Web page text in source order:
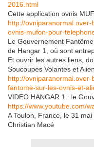
2016.html
Cette application ovnis
http://
ovnis-mufon-pour-
Le Gouvernement
de Hangar 1, où sont
Et ouvrir les autres liens,
Soucoupes Volantes et
http://
fantome-sur-les-ovnis-et-
VIDEO HANGAR 1 : le
https://www.youtube.com/
A Toulon, France, le 31 mai
Christian Macé